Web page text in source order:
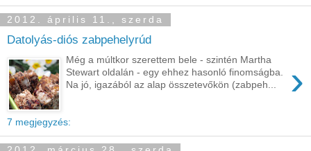
2012. április 11., szerda
Datolyás-diós zabpehelyrúd
›
Még a múltkor szerettem bele - szintén Martha
Stewart oldalán - egy ehhez hasonló finomságba.
Na jó, igazából az alap összetevőkön (zabpeh...
7 megjegyzés: